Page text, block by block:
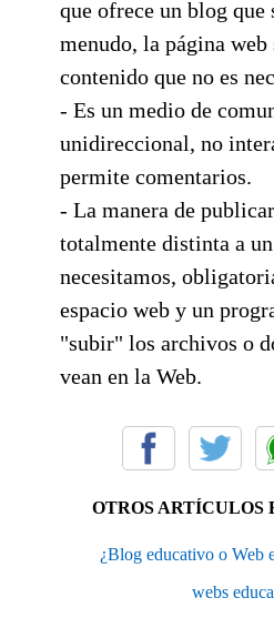
que ofrece un blog que
menudo, la página web
contenido que no es
- Es un medio de
unidireccional, no
permite comentarios.
- La manera de
totalmente distinta a
necesitamos,
espacio web y un
"subir" los archivos o
vean en la Web.
OTROS ARTÍCULOS
¿Blog educativo o Web
webs